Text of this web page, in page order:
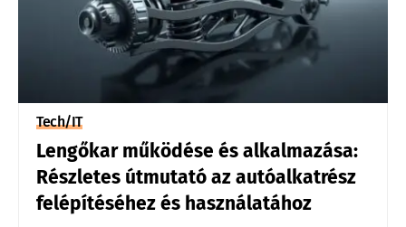
Tech/IT
Lengőkar működése és alkalmazása:
Részletes útmutató az autóalkatrész
felépítéséhez és használatához